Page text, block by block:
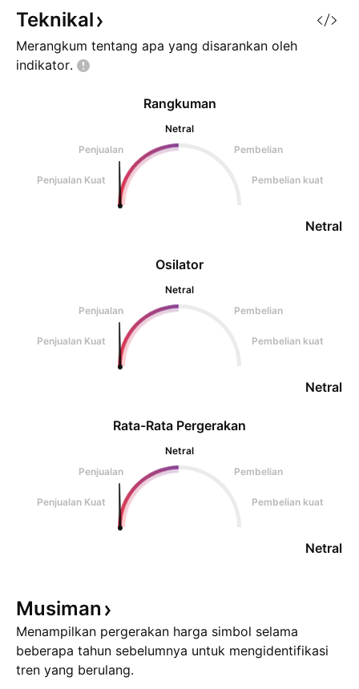
bawah garis biru artinya buy)
Harga Merah = Harga SL Harga
Teknikal
Merangkum tentang apa yang disarankan oleh
indikator.
Osilator
Netral
Penjualan
Pembelian
Penjualan Kuat Pembelian kuat
Netral
Rangkuman
Netral
Penjualan
Pembelian
Penjualan Kuat Pembelian kuat
Netral
Rata-Rata Pergerakan
Netral
Penjualan
Pembelian
Penjualan Kuat Pembelian kuat
Netral
Musiman
Menampilkan pergerakan harga simbol selama
beberapa tahun sebelumnya untuk mengidentifikasi
tren yang berulang.